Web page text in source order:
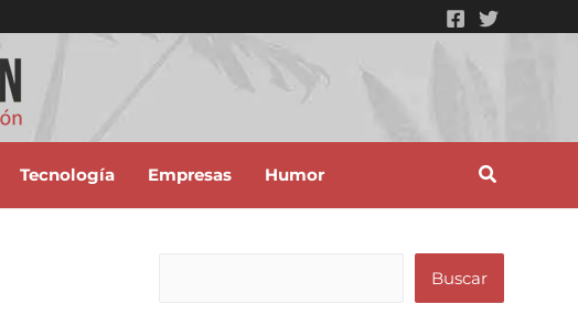
Tecnología Empresas Humor
Buscar